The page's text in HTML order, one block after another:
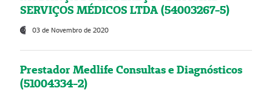
SERVIÇOS MÉDICOS LTDA (54003267-5)
03 de Novembro de 2020
Prestador Medlife Consultas e Diagnósticos
(51004334-2)